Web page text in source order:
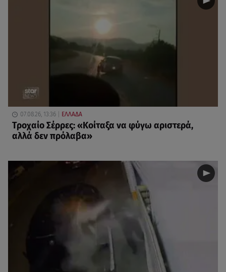
07.08.26, 13:36 ΕΛΛΑΔΑ
Τροχαίο Σέρρες: «Κοίταξα να φύγω αριστερά,
αλλά δεν πρόλαβα»